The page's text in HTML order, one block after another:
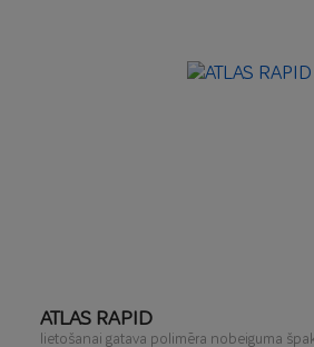
ATLAS RAPID
lietošanai gatava polimēra nobeiguma